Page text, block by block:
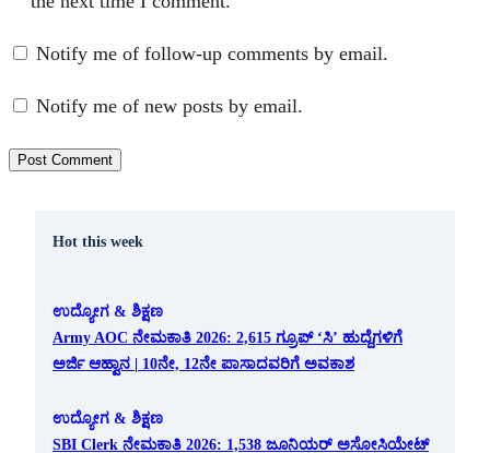
Notify me of follow-up comments by email.
Notify me of new posts by email.
Hot this week
ಉದ್ಯೋಗ & ಶಿಕ್ಷಣ
Army AOC ನೇಮಕಾತಿ 2026: 2,615 ಗ್ರೂಪ್ ‘ಸಿ’ ಹುದ್ದೆಗಳಿಗೆ
ಅರ್ಜಿ ಆಹ್ವಾನ | 10ನೇ, 12ನೇ ಪಾಸಾದವರಿಗೆ ಅವಕಾಶ
ಉದ್ಯೋಗ & ಶಿಕ್ಷಣ
SBI Clerk ನೇಮಕಾತಿ 2026: 1,538 ಜೂನಿಯರ್ ಅಸೋಸಿಯೇಟ್